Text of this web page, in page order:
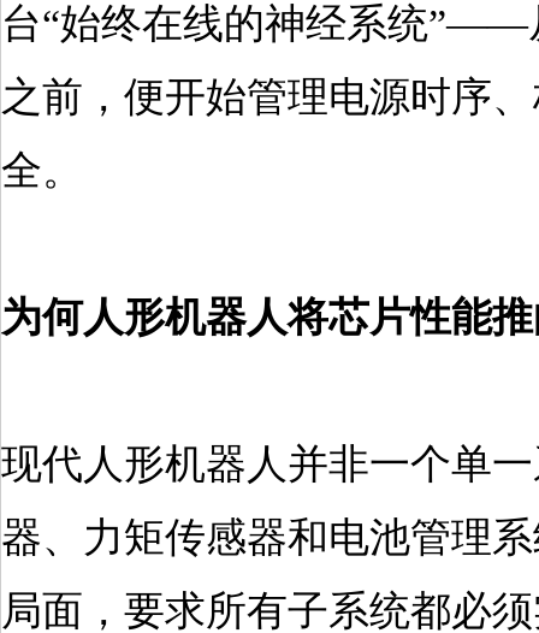
台“始终在线的神经系统”——
之前，便开始管理电源时序
全。
为何人形机器人将芯片性能
现代人形机器人并非一个单
器、力矩传感器和电池管理
局面，要求所有子系统都必